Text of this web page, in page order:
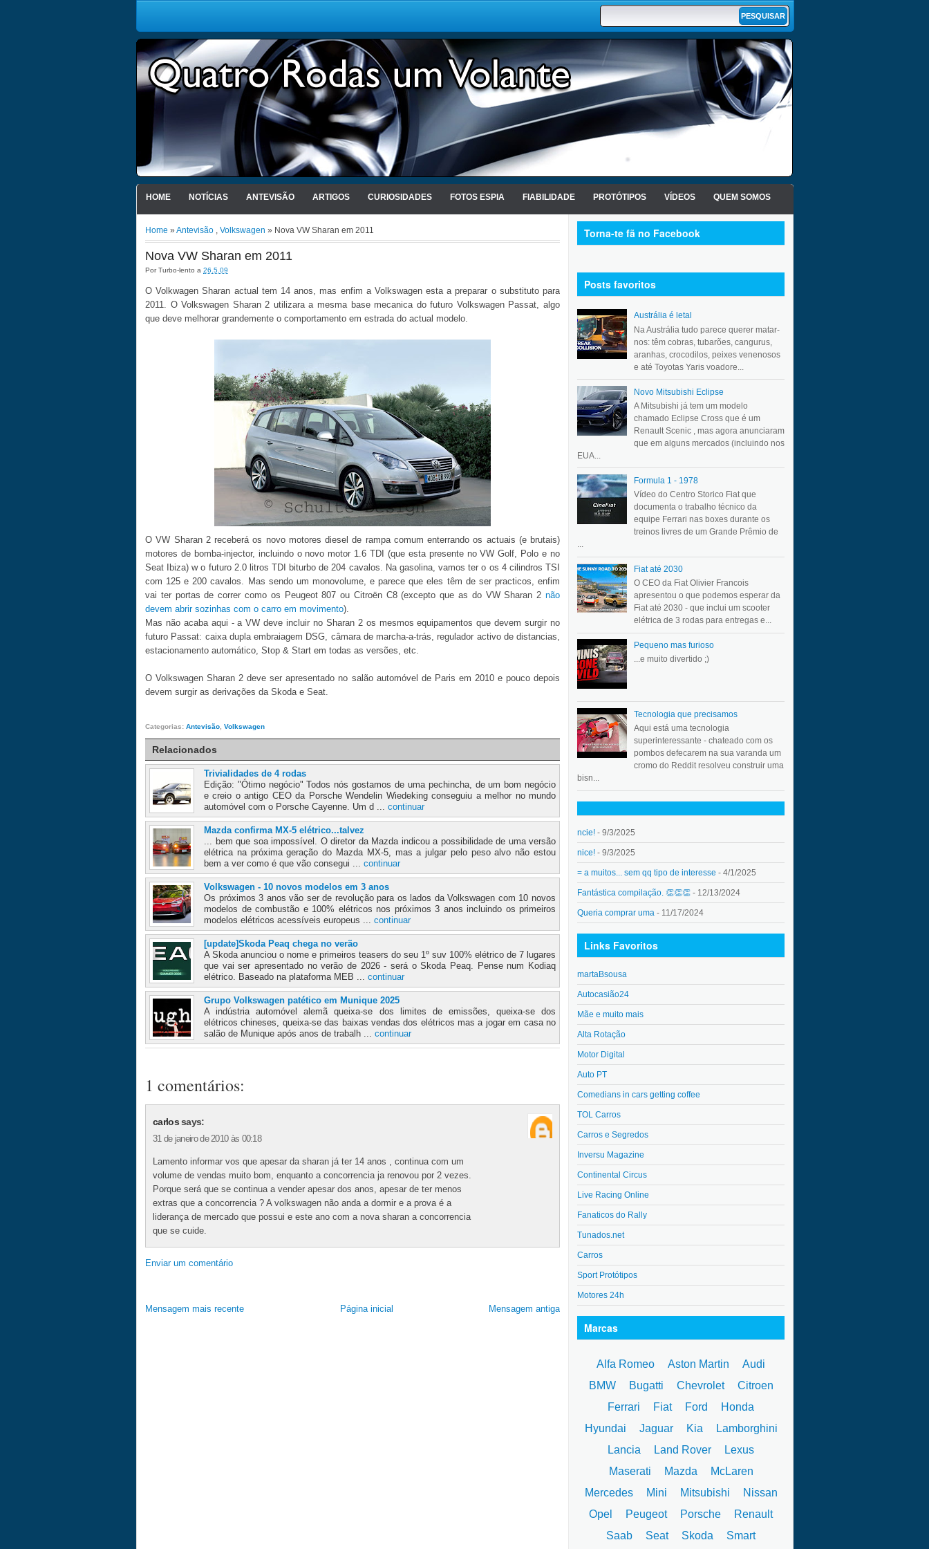
HOME NOTÍCIAS ANTEVISÃO ARTIGOS CURIOSIDADES FOTOS ESPIA FIABILIDADE PROTÓTIPOS VÍDEOS QUEM SOMOS
Home » Antevisão , Volkswagen » Nova VW Sharan em 2011
Nova VW Sharan em 2011
PorTurbo-lento a 26.5.09
O Volkwagen Sharan actual tem 14 anos, mas enfim a Volkswagen esta a preparar o substituto para
2011. O Volkswagen Sharan 2 utilizara a mesma base mecanica do futuro Volkswagen Passat, algo
que deve melhorar grandemente o comportamento em estrada do actual modelo.
O VW Sharan 2 receberá os novo motores diesel de rampa comum enterrando os actuais (e brutais)
motores de bomba-injector, incluindo o novo motor 1.6 TDI (que esta presente no VW Golf, Polo e no
Seat Ibiza) w o futuro 2.0 litros TDI biturbo de 204 cavalos. Na gasolina, vamos ter o os 4 cilindros TSI
com 125 e 200 cavalos. Mas sendo um monovolume, e parece que eles têm de ser practicos, enfim
vai ter portas de correr como os Peugeot 807 ou Citroën C8 (excepto que as do VW Sharan 2 não
devem abrir sozinhas com o carro em movimento).
Mas não acaba aqui - a VW deve incluir no Sharan 2 os mesmos equipamentos que devem surgir no
futuro Passat: caixa dupla embraiagem DSG, câmara de marcha-a-trás, regulador activo de distancias,
estacionamento automático, Stop & Start em todas as versões, etc.
O Volkswagen Sharan 2 deve ser apresentado no salão automóvel de Paris em 2010 e pouco depois
devem surgir as derivações da Skoda e Seat.
Categorias: Antevisão Volkswagen
Relacionados
Trivialidades de 4 rodas
Edição: "Ótimo negócio" Todos nós gostamos de uma pechincha, de um bom negócio
e creio o antigo CEO da Porsche Wendelin Wiedeking conseguiu a melhor no mundo
automóvel com o Porsche Cayenne. Um d ... continuar
Mazda confirma MX-5 elétrico...talvez
... bem que soa impossível. O diretor da Mazda indicou a possibilidade de uma versão
elétrica na próxima geração do Mazda MX-5, mas a julgar pelo peso alvo não estou
bem a ver como é que vão consegui ... continuar
Volkswagen - 10 novos modelos em 3 anos
Os próximos 3 anos vão ser de revolução para os lados da Volkswagen com 10 novos
modelos de combustão e 100% elétricos nos próximos 3 anos incluindo os primeiros
modelos elétricos acessíveis europeus ... continuar
[update]Skoda Peaq chega no verão
A Skoda anunciou o nome e primeiros teasers do seu 1º suv 100% elétrico de 7 lugares
que vai ser apresentado no verão de 2026 - será o Skoda Peaq. Pense num Kodiaq
elétrico. Baseado na plataforma MEB ... continuar
Grupo Volkswagen patético em Munique 2025
A indústria automóvel alemã queixa-se dos limites de emissões, queixa-se dos
elétricos chineses, queixa-se das baixas vendas dos elétricos mas a jogar em casa no
salão de Munique após anos de trabalh ... continuar
1 comentários:
carlossays:
31 de janeiro de 2010 às 00:18
Lamento informar vos que apesar da sharan já ter 14 anos , continua com um
volume de vendas muito bom, enquanto a concorrencia ja renovou por 2 vezes.
Porque será que se continua a vender apesar dos anos, apesar de ter menos
extras que a concorrencia ? A volkswagen não anda a dormir e a prova é a
liderança de mercado que possui e este ano com a nova sharan a concorrencia
que se cuide.
Enviar um comentário
Mensagem mais recente Mensagem antiga
Página inicial
Torna-te fã no Facebook
Posts favoritos
Austrália é letal
Na Austrália tudo parece querer matar-
nos: têm cobras, tubarões, cangurus,
aranhas, crocodilos, peixes venenosos
e até Toyotas Yaris voadore...
Novo Mitsubishi Eclipse
A Mitsubishi já tem um modelo
chamado Eclipse Cross que é um
Renault Scenic , mas agora anunciaram
que em alguns mercados (incluindo nos
EUA...
Formula 1 - 1978
Vídeo do Centro Storico Fiat que
documenta o trabalho técnico da
equipe Ferrari nas boxes durante os
treinos livres de um Grande Prêmio de
...
Fiat até 2030
O CEO da Fiat Olivier Francois
apresentou o que podemos esperar da
Fiat até 2030 - que inclui um scooter
elétrica de 3 rodas para entregas e...
Pequeno mas furioso
...e muito divertido ;)
Tecnologia que precisamos
Aqui está uma tecnologia
superinteressante - chateado com os
pombos defecarem na sua varanda um
cromo do Reddit resolveu construir uma
bisn...
ncie! - 9/3/2025
nice! - 9/3/2025
= a muitos... sem qq tipo de interesse - 4/1/2025
Fantástica compilação. 👏👏👏 - 12/13/2024
Queria comprar uma - 11/17/2024
Links Favoritos
martaBsousa
Autocasião24
Mãe e muito mais
Alta Rotação
Motor Digital
Auto PT
Comedians in cars getting coffee
TOL Carros
Carros e Segredos
Inversu Magazine
Continental Circus
Live Racing Online
Fanaticos do Rally
Tunados.net
Carros
Sport Protótipos
Motores 24h
Marcas
Alfa Romeo Aston Martin
Audi
BMW
Bugatti Chevrolet
Citroen
Ferrari
Fiat Ford
Honda
Hyundai
Jaguar Kia
Lamborghini
Lancia
Land Rover
Lexus
Maserati
Mazda
McLaren
Mercedes
Mini Mitsubishi
Nissan
Opel
Peugeot Porsche
Renault
Saab
Seat Skoda Smart